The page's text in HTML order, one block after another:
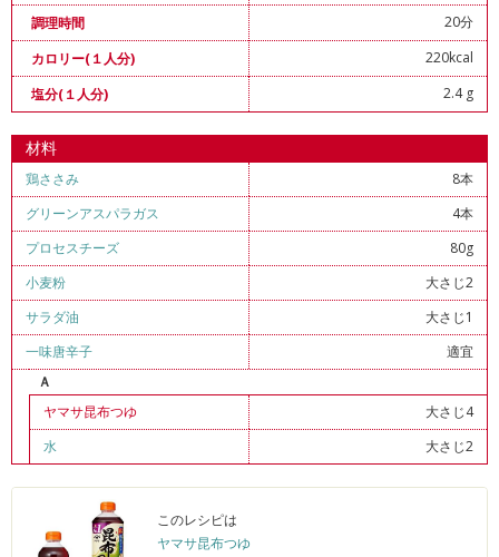
調理時間
20分
カロリー(１人分)
220kcal
塩分(１人分)
2.4 g
材料
鶏ささみ
8本
グリーンアスパラガス
4本
プロセスチーズ
80g
小麦粉
大さじ2
サラダ油
大さじ1
一味唐辛子
適宜
Ａ
ヤマサ昆布つゆ
大さじ4
水
大さじ2
このレシピは
ヤマサ昆布つゆ